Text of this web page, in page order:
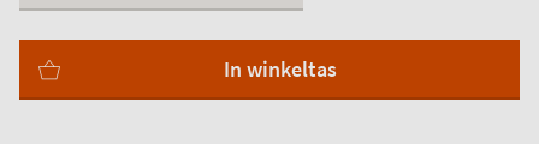
In winkeltas